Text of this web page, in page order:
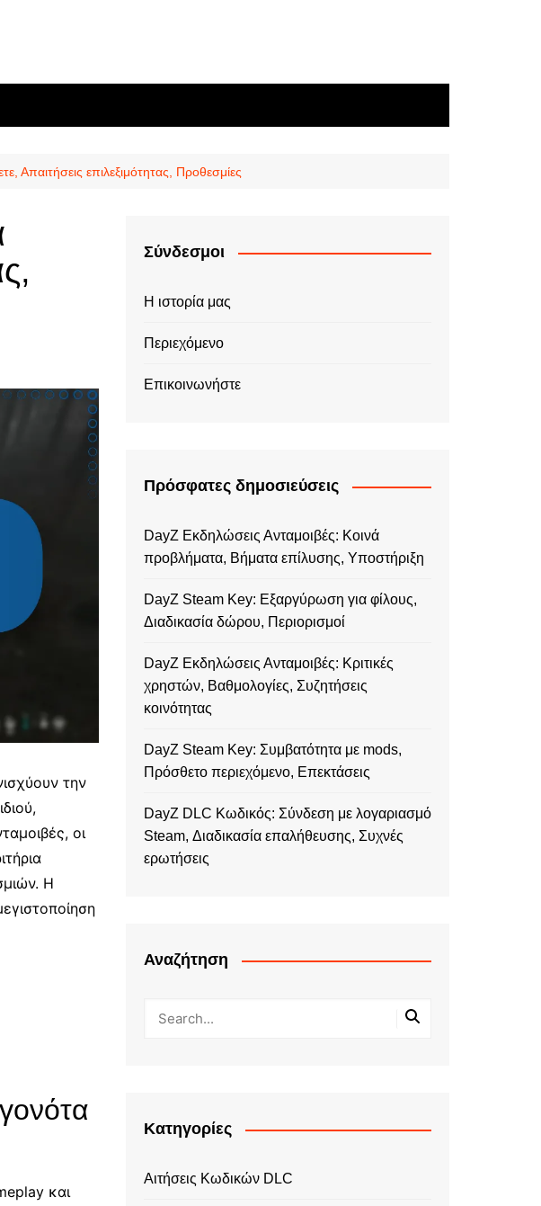
Απαιτήσεις επιλεξιμότητας, Προθεσμίες
την
οι
Η
και
Σύνδεσμοι
Η ιστορία μας
Περιεχόμενο
Επικοινωνήστε
Πρόσφατες δημοσιεύσεις
DayZ Εκδηλώσεις Ανταμοιβές: Κοινά
προβλήματα, Βήματα επίλυσης, Υποστήριξη
DayZ Steam Key: Εξαργύρωση για φίλους,
Διαδικασία δώρου, Περιορισμοί
DayZ Εκδηλώσεις Ανταμοιβές: Κριτικές
χρηστών, Βαθμολογίες, Συζητήσεις
κοινότητας
DayZ Steam Key: Συμβατότητα με mods,
Πρόσθετο περιεχόμενο, Επεκτάσεις
DayZ DLC Κωδικός: Σύνδεση με λογαριασμό
Steam, Διαδικασία επαλήθευσης, Συχνές
ερωτήσεις
Αναζήτηση
Κατηγορίες
Αιτήσεις Κωδικών DLC